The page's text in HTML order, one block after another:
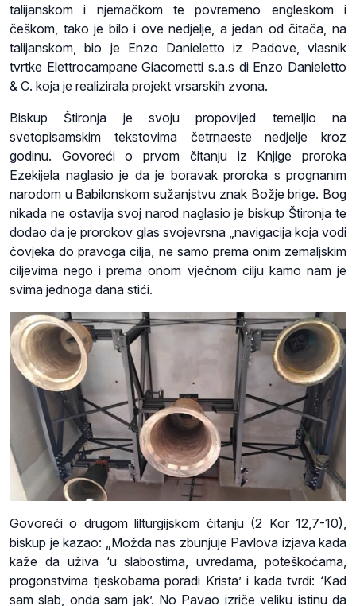
talijanskom i njemačkom te povremeno engleskom i
češkom, tako je bilo i ove nedjelje, a jedan od čitača, na
talijanskom, bio je Enzo Danieletto iz Padove, vlasnik
tvrtke Elettrocampane Giacometti s.a.s di Enzo Danieletto
& C. koja je realizirala projekt vrsarskih zvona.
Biskup Štironja je svoju propovijed temeljio na
svetopisamskim tekstovima četrnaeste nedjelje kroz
godinu. Govoreći o prvom čitanju iz Knjige proroka
Ezekijela naglasio je da je boravak proroka s prognanim
narodom u Babilonskom sužanjstvu znak Božje brige. Bog
nikada ne ostavlja svoj narod naglasio je biskup Štironja te
dodao da je prorokov glas svojevrsna „navigacija koja vodi
čovjeka do pravoga cilja, ne samo prema onim zemaljskim
ciljevima nego i prema onom vječnom cilju kamo nam je
svima jednoga dana stići.
Govoreći o drugom lilturgijskom čitanju (2 Kor 12,7-10),
biskup je kazao: „Možda nas zbunjuje Pavlova izjava kada
kaže da uživa ‘u slabostima, uvredama, poteškoćama,
progonstvima tjeskobama poradi Krista’ i kada tvrdi: ‘Kad
sam slab, onda sam jak’. No Pavao izriče veliku istinu da